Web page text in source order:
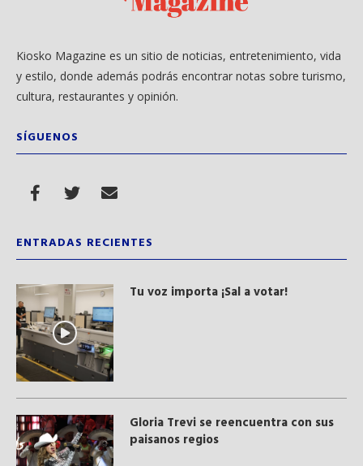
Kiosko Magazine es un sitio de noticias, entretenimiento, vida
y estilo, donde además podrás encontrar notas sobre turismo,
cultura, restaurantes y opinión.
SÍGUENOS
ENTRADAS RECIENTES
Tu voz importa ¡Sal a votar!
Gloria Trevi se reencuentra con sus
paisanos regios